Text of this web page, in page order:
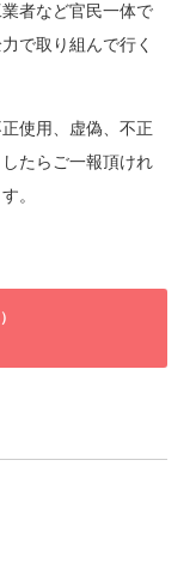
者など官民一体で
で取り組んで行く
使用、虚偽、不正
たらご一報頂けれ
。